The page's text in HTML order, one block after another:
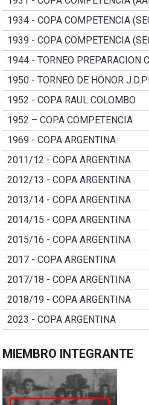
1934 - COPA COMPETENCIA
1939 - COPA COMPETENCIA
1944 - TORNEO PREPARACION
1950 - TORNEO DE HONOR
1952 - COPA RAUL COLOMBO
1952 – COPA COMPETENCIA
1969 - COPA ARGENTINA
2011/12 - COPA ARGENTINA
2012/13 - COPA ARGENTINA
2013/14 - COPA ARGENTINA
2014/15 - COPA ARGENTINA
2015/16 - COPA ARGENTINA
2017 - COPA ARGENTINA
2017/18 - COPA ARGENTINA
2018/19 - COPA ARGENTINA
2023 - COPA ARGENTINA
MIEMBRO INTEGRANTE